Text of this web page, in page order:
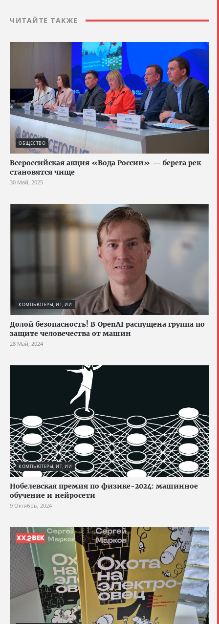
ЧИТАЙТЕ ТАКЖЕ
ОБЩЕСТВО
Всероссийская акция «Вода России» — берега рек
становятся чище
30 Май, 2025
КОМПЬЮТЕРЫ, ИТ, ИИ
Долой безопасность! В OpenAI распущена группа по
защите человечества от машин
28 Май, 2024
КОМПЬЮТЕРЫ, ИТ, ИИ
Нобелевская премия по физике-2024: машинное
обучение и нейросети
9 Октябрь, 2024